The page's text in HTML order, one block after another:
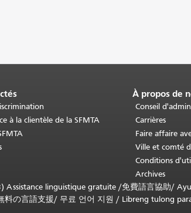
à la clientèle de la SFMTA
À propos de
Conseil
Carrières
Faire affaire
Ville et comté
Conditions
Archives
Assistance linguistique gratuite /免費語言協助/
料の言語支援/ 무료 언어 지원 / Libreng tulong